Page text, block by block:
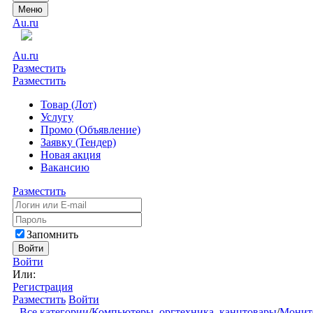
Меню
Au.ru
Au.ru
Разместить
Разместить
Товар (Лот)
Услугу
Промо (Объявление)
Заявку (Тендер)
Новая акция
Вакансию
Разместить
Запомнить
Войти
Войти
Или:
Регистрация
Разместить Войти